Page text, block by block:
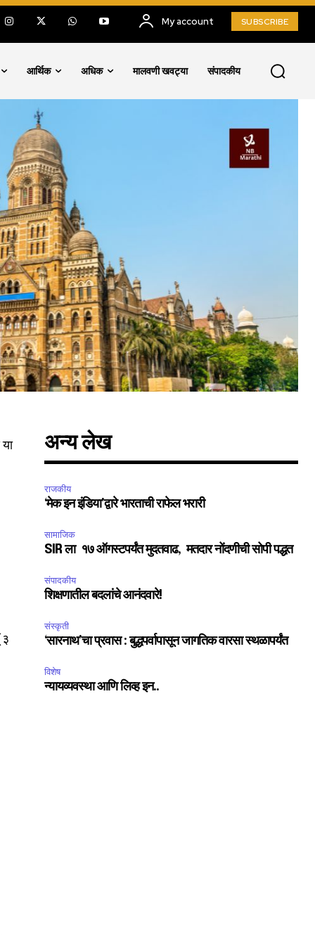
My account SUBSCRIBE
आर्थिक अधिक मालवणी खवट्या संपादकीय
अन्य लेख
राजकीय
‘मेक इन इंडिया’द्वारे भारताची राफेल भरारी
सामाजिक
SIR ला १७ ऑगस्टपर्यंत मुदतवाढ, मतदार नोंदणीची सोपी पद्धत
संपादकीय
शिक्षणातील बदलांचे आनंदवारे!
संस्कृती
‘सारनाथ’चा प्रवास : बुद्धपर्वापासून जागतिक वारसा स्थळापर्यंत
विशेष
न्यायव्यवस्था आणि लिव्ह इन..